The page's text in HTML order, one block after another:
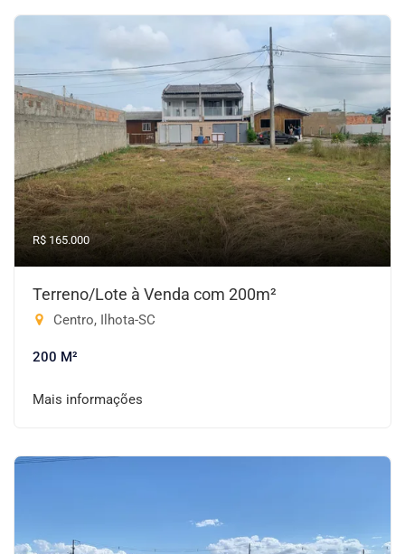
R$ 165.000
Terreno/Lote à Venda com 200m²
Centro, Ilhota-SC
200 M²
Mais informações